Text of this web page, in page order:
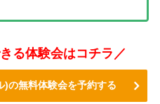
る体験会はコチラ／
の無料体験会を予約する